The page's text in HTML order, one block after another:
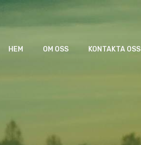
HEM OM OSS KONTAKTA OSS